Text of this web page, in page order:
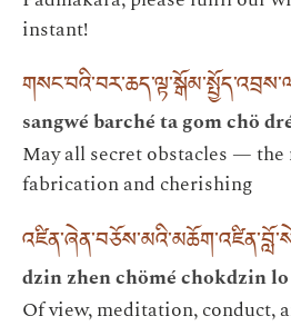
instant!
sangwé barché ta gom chö
May all secret obstacles —
fabrication and cherishing
dzin zhen chömé chokdzin lo
Of view, meditation, conduct,